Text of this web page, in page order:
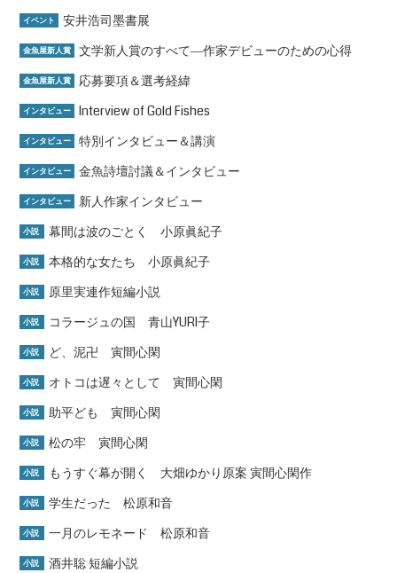
イベント 安井浩司墨書展
金魚屋新人賞 文学新人賞のすべて―作家デビューのための心得
金魚屋新人賞 応募要項＆選考経緯
インタビュー Interview of Gold Fishes
インタビュー 特別インタビュー＆講演
インタビュー 金魚詩壇討議＆インタビュー
インタビュー 新人作家インタビュー
小説 幕間は波のごとく 小原眞紀子
小説 本格的な女たち 小原眞紀子
小説 原里実連作短編小説
小説 コラージュの国 青山YURI子
小説 ど、泥卍 寅間心閑
小説 オトコは遅々として 寅間心閑
小説 助平ども 寅間心閑
小説 松の牢 寅間心閑
小説 もうすぐ幕が開く 大畑ゆかり原案 寅間心閑作
小説 学生だった 松原和音
小説 一月のレモネード 松原和音
小説 酒井聡 短編小説